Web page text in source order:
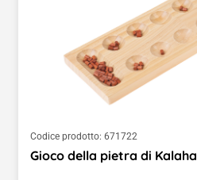
Codice prodotto: 671722
Gioco della pietra di Kalaha